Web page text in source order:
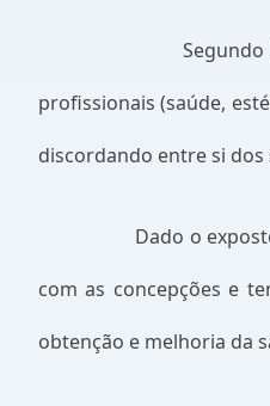
profissionais (saúde,
discordando entre si dos
Dado o
com as concepções e
obtenção e melhoria da